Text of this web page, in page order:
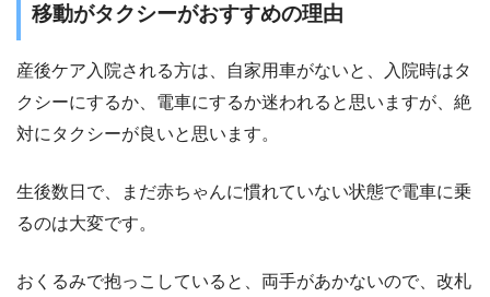
移動がタクシーがおすすめの理由
産後ケア入院される方は、自家用車がないと、入院時はタ
クシーにするか、電車にするか迷われると思いますが、絶
対にタクシーが良いと思います。
生後数日で、まだ赤ちゃんに慣れていない状態で電車に乗
るのは大変です。
おくるみで抱っこしていると、両手があかないので、改札